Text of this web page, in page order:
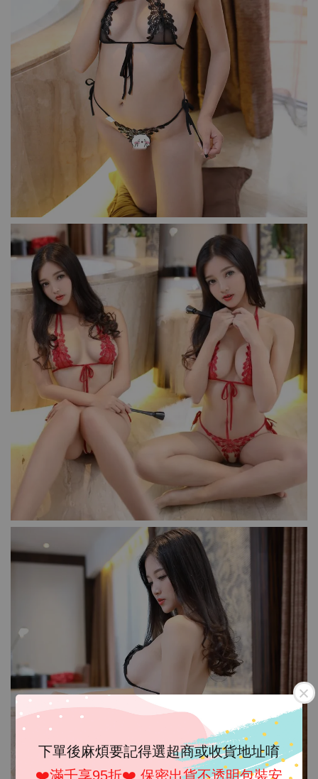
下單後麻煩要記得選超商或收貨地址唷
❤️滿千享95折❤️ 保密出貨不透明包裝安